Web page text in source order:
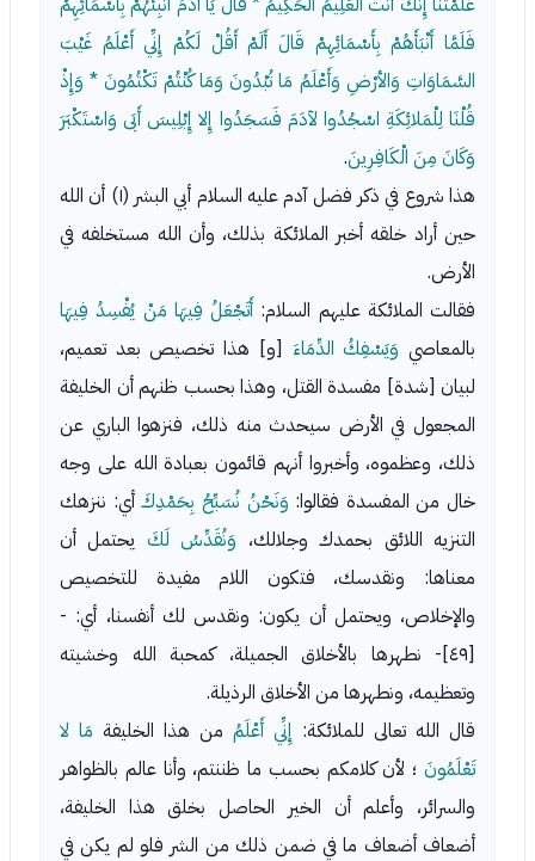
فَلَمَّا أَنْبَأَهُمْ بِأَسْمَائِهِمْ قَالَ أَلَمْ أَقُلْ لَكُمْ إِنِّي أَعْلَمُ غَيْبَ
السَّمَاوَاتِ وَالأرْضِ وَأَعْلَمُ مَا تُبْدُونَ وَمَا كُنْتُمْ تَكْتُمُونَ * وَإِذْ
قُلْنَا لِلْمَلائِكَةِ اسْجُدُوا لآدَمَ فَسَجَدُوا إِلا إِبْلِيسَ أَبَى وَاسْتَكْبَرَ
وَكَانَ مِنَ الْكَافِرِينَ.
هذا شروع في ذكر فضل آدم عليه السلام أبي البشر (١) أن الله
حين أراد خلقه أخبر الملائكة بذلك، وأن الله مستخلفه في
الأرض.
فقالت الملائكة عليهم السلام: أَتَجْعَلُ فِيهَا مَنْ يُفْسِدُ فِيهَا
بالمعاصي وَيَسْفِكُ الدِّمَاءَ [و] هذا تخصيص بعد تعميم،
لبيان [شدة] مفسدة القتل، وهذا بحسب ظنهم أن الخليفة
المجعول في الأرض سيحدث منه ذلك، فنزهوا الباري عن
ذلك، وعظموه، وأخبروا أنهم قائمون بعبادة الله على وجه
خال من المفسدة فقالوا: وَنَحْنُ نُسَبِّحُ بِحَمْدِكَأي: ننزهك
التنزيه اللائق بحمدك وجلالك، وَنُقَدِّسُ لَكَ يحتمل أن
معناها: ونقدسك، فتكون اللام مفيدة للتخصيص
والإخلاص، ويحتمل أن يكون: ونقدس لك أنفسنا، أي: -
[٤٩]- نطهرها بالأخلاق الجميلة، كمحبة الله وخشيته
وتعظيمه، ونطهرها من الأخلاق الرذيلة.
قال الله تعالى للملائكة: إِنِّي أَعْلَمُ من هذا الخليفة مَا لا
تَعْلَمُونَ ؛ لأن كلامكم بحسب ما ظننتم، وأنا عالم بالظواهر
والسرائر، وأعلم أن الخير الحاصل بخلق هذا الخليفة،
أضعاف أضعاف ما في ضمن ذلك من الشر فلو لم يكن في